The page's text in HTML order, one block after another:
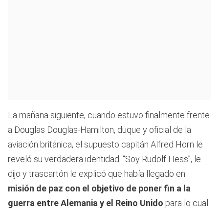
La mañana siguiente, cuando estuvo finalmente frente
a Douglas Douglas-Hamilton, duque y oficial de la
aviación británica, el supuesto capitán Alfred Horn le
reveló su verdadera identidad: “Soy Rudolf Hess”, le
dijo y trascartón le explicó que había llegado en
misión de paz con el objetivo de poner fin a la
guerra entre Alemania y el Reino Unido para lo cual